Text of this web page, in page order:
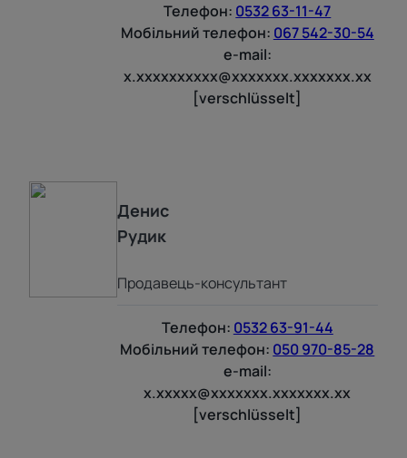
Телефон: 0532 63-11-47
Мобільний телефон: 067 542-30-54
e-mail:
x.xxxxxxxxxx@xxxxxxx.xxxxxxx.xx
[verschlüsselt]
Денис
Рудик
Продавець-консультант
Телефон: 0532 63-91-44
Мобільний телефон: 050 970-85-28
e-mail:
x.xxxxx@xxxxxxx.xxxxxxx.xx
[verschlüsselt]